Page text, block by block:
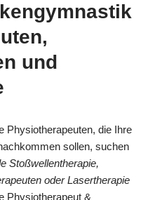
und
Physiotherapeuten, die Ihre
sollen, suchen
Stoßwellentherapie,
oder Lasertherapie
Physiotherapeut &